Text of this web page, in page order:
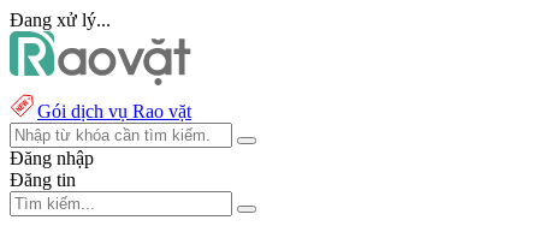
Đang xử lý...
Gói dịch vụ Rao vặt
Đăng nhập
Đăng tin